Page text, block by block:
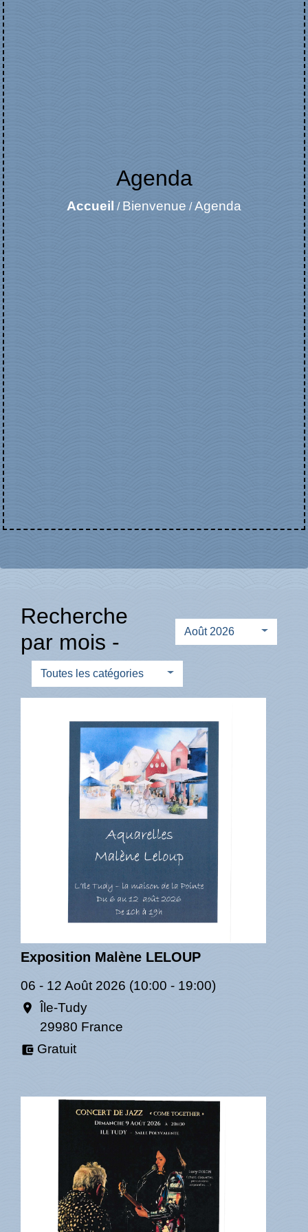
Agenda
Accueil / Bienvenue /Agenda
Recherche
par mois -
Août 2026
Toutes les catégories
Exposition Malène LELOUP
06 - 12 Août 2026 (10:00 - 19:00)
location_on Île-Tudy
29980 France
account_balance_wallet Gratuit